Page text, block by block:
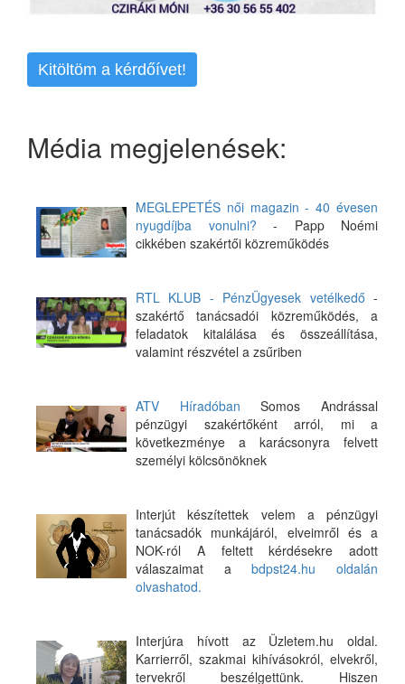
Kitöltöm a kérdőívet!
Média megjelenések:
MEGLEPETÉS női magazin - 40 évesen
nyugdíjba vonulni? - Papp Noémi
cikkében szakértői közreműködés
RTL KLUB - PénzÜgyesek vetélkedő -
szakértő tanácsadói közreműködés, a
feladatok kitalálása és összeállítása,
valamint részvétel a zsűriben
ATV Híradóban Somos Andrással
pénzügyi szakértőként arról, mi a
következménye a karácsonyra felvett
személyi kölcsönöknek
Interjút készítettek velem a pénzügyi
tanácsadók munkájáról, elveimről és a
NOK-ról A feltett kérdésekre adott
válaszaimat abdpst24.hu oldalán
olvashatod.
Interjúra hívott az Üzletem.hu oldal.
Karrierről, szakmai kihívásokról, elvekről,
tervekről beszélgettünk. Hiszen